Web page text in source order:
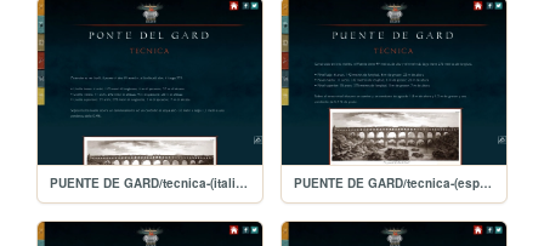
PUENTE DE GARD/tecnica-(italiano) PUENTE DE GARD/tecnica-(español)